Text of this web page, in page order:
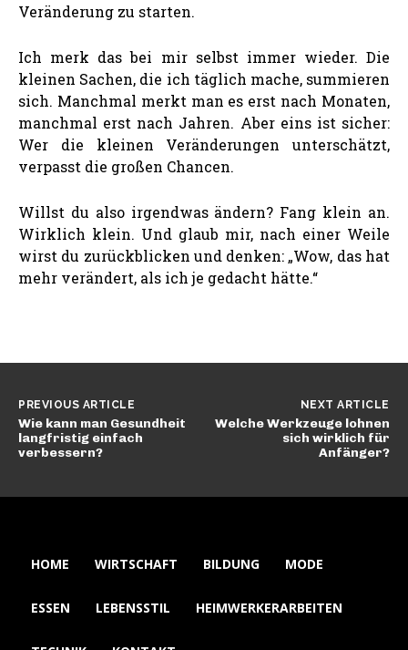
Veränderung zu starten.
Ich merk das bei mir selbst immer wieder. Die
kleinen Sachen, die ich täglich mache, summieren
sich. Manchmal merkt man es erst nach Monaten,
manchmal erst nach Jahren. Aber eins ist sicher:
Wer die kleinen Veränderungen unterschätzt,
verpasst die großen Chancen.
Willst du also irgendwas ändern? Fang klein an.
Wirklich klein. Und glaub mir, nach einer Weile
wirst du zurückblicken und denken: „Wow, das hat
mehr verändert, als ich je gedacht hätte.“
PREVIOUS ARTICLE
Wie kann man Gesundheit
langfristig einfach
verbessern?
NEXT ARTICLE
Welche Werkzeuge lohnen
sich wirklich für
Anfänger?
HOME WIRTSCHAFT BILDUNG MODE
ESSEN LEBENSSTIL HEIMWERKERARBEITEN